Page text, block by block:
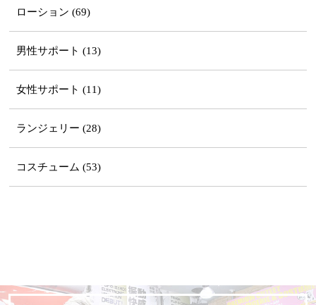
ローション (69)
男性サポート (13)
女性サポート (11)
ランジェリー (28)
コスチューム (53)